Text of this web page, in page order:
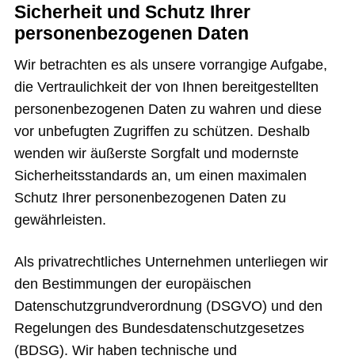
Sicherheit und Schutz Ihrer
personenbezogenen Daten
Wir betrachten es als unsere vorrangige Aufgabe,
die Vertraulichkeit der von Ihnen bereitgestellten
personenbezogenen Daten zu wahren und diese
vor unbefugten Zugriffen zu schützen. Deshalb
wenden wir äußerste Sorgfalt und modernste
Sicherheitsstandards an, um einen maximalen
Schutz Ihrer personenbezogenen Daten zu
gewährleisten.
Als privatrechtliches Unternehmen unterliegen wir
den Bestimmungen der europäischen
Datenschutzgrundverordnung (DSGVO) und den
Regelungen des Bundesdatenschutzgesetzes
(BDSG). Wir haben technische und